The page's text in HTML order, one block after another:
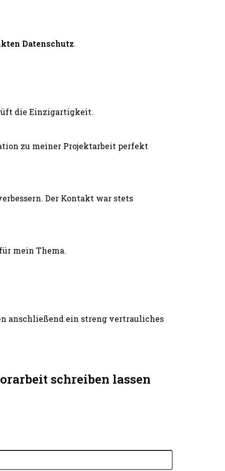
Datenschutz.
die Einzigartigkeit.
zu meiner Projektarbeit perfekt
Der Kontakt war stets
mein Thema.
anschließend ein streng vertrauliches
schreiben lassen